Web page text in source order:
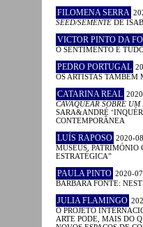
FILOMENA SERRA
SEED/SEMENTE DE
VICTOR PINTO DA
O SENTIMENTO É
PEDRO PORTUGAL
OS ARTISTAS TAMBÉM
CATARINA REAL
CAVAQUEAR SOBRE
SARA&ANDRÉ
CONTEMPORÂNEA
LUÍS RAPOSO 2020-
MUSEUS, PATRIMÓNIO
ESTRATÉGICA”
PAULA PINTO 2020-
BÁRBARA FONTE:
JULIA FLAMINGO
O PROJETO
ARTE PODE, MAIS DO